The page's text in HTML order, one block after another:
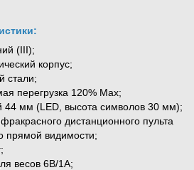
(III);
корпус;
стали;
перегрузка 120% Мах;
44 мм (LED, высота символов 30 мм);
дистанционного пульта
прямой видимости;
весов 6В/1А;